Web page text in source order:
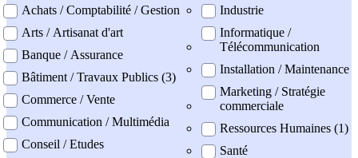
professionel
Achats / Comptabilité / Gestion
Arts / Artisanat d'art
Banque / Assurance
Bâtiment / Travaux Publics (3)
Commerce / Vente
Communication / Multimédia
Conseil / Etudes
Industrie
Informatique /
Télécommunication
Installation / Maintenance
Marketing / Stratégie
commerciale
Ressources Humaines (1)
Santé